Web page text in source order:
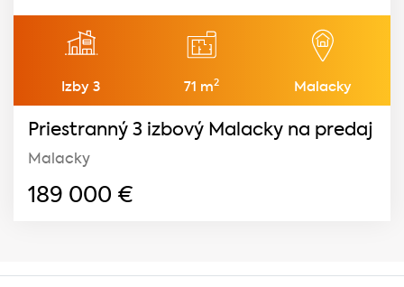
Izby 3 71 m2 Malacky
Priestranný 3 izbový Malacky na predaj
Malacky
189 000 €